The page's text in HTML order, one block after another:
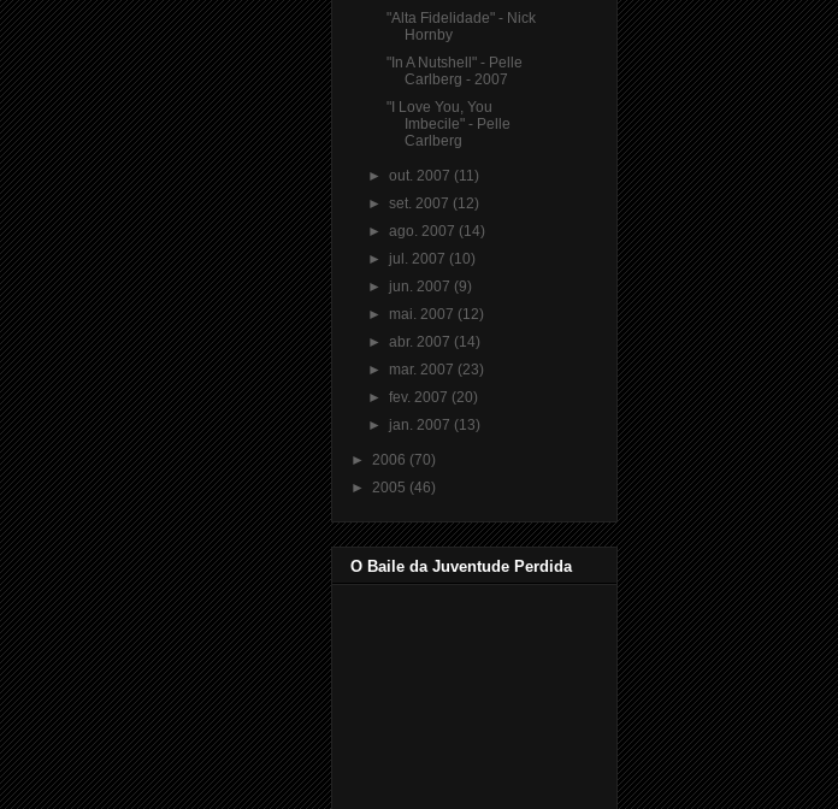
"Alta Fidelidade" - Nick
Hornby
"In A Nutshell" - Pelle
Carlberg - 2007
"I Love You, You
Imbecile" - Pelle
Carlberg
►out. 2007 (11)
►set. 2007 (12)
►ago. 2007 (14)
► jul. 2007 (10)
► jun. 2007 (9)
► mai. 2007 (12)
►abr. 2007 (14)
► mar. 2007 (23)
►fev. 2007 (20)
► jan. 2007 (13)
► 2006 (70)
► 2005 (46)
O Baile da Juventude Perdida